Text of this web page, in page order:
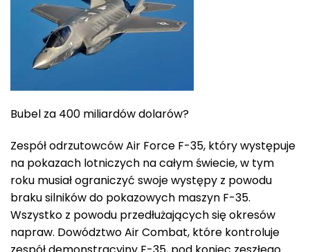
Bubel za 400 miliardów dolarów?
Zespół odrzutowców Air Force F-35, który występuje
na pokazach lotniczych na całym świecie, w tym
roku musiał ograniczyć swoje występy z powodu
braku silników do pokazowych maszyn F-35.
Wszystko z powodu przedłużających się okresów
napraw. Dowództwo Air Combat, które kontroluje